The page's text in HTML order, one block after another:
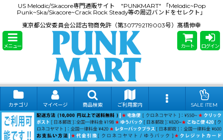
US Melodic/Skacore専門通販サイト "PUNKMART" 「Melodic~Pop
Punk~Ska/Skacore~Crack Rock Steady等の周辺バンドをセレクト」
東京都公安委員会公認古物商免許（第307792119003号）髙橋伸幸
メニュー カート ログイン
カテゴリ マイページ 商品検索 ご利用案内 SALE ITEM